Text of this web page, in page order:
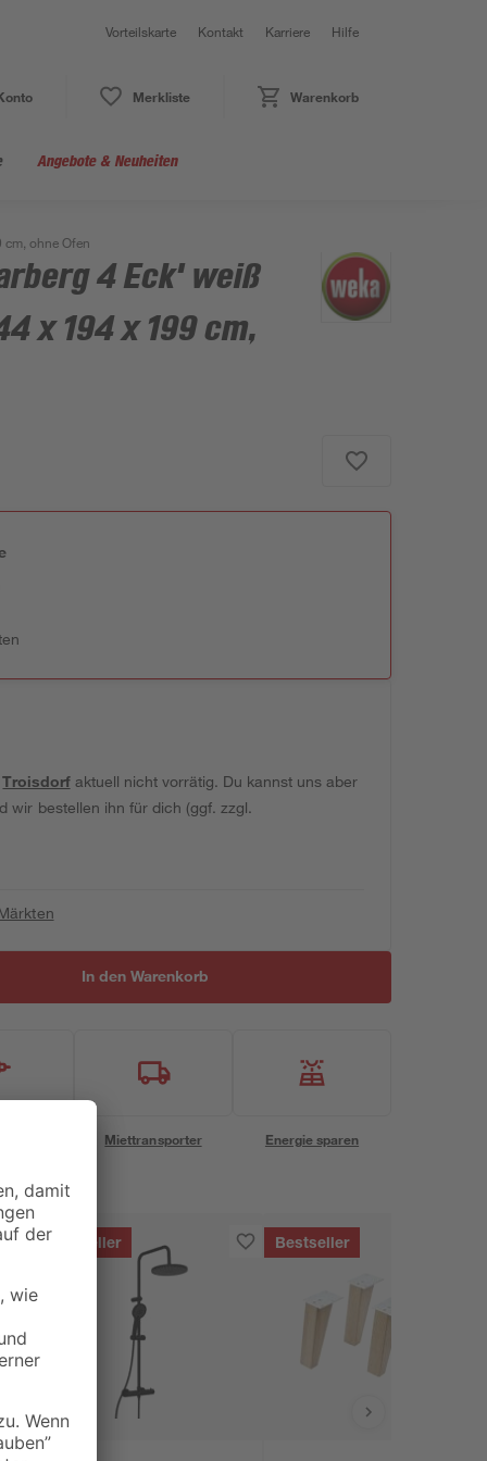
Vorteilskarte Kontakt Karriere Hilfe
Merkliste Warenkorb
Angebote & Neuheiten
cm, ohne Ofen
4 Eck' weiß
x 194 x 199 cm,
Troisdorfaktuell nicht vorrätig. Du kannst uns aber
wir bestellen ihn für dich (ggf. zzgl.
In den Warenkorb
Miettransporter Energie sparen
Bestseller Bestseller